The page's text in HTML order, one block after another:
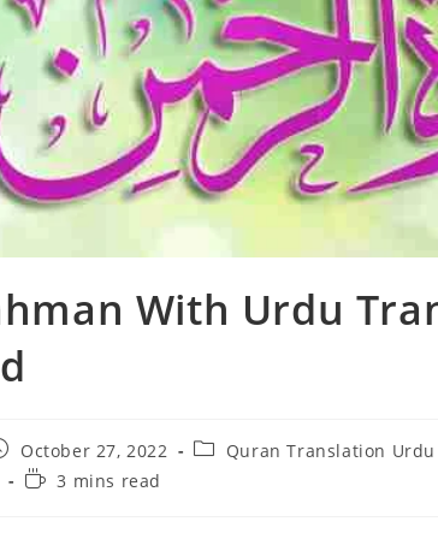
With Urdu
October 27, 2022
PostQuran Translation Urdu
Reading3 mins read